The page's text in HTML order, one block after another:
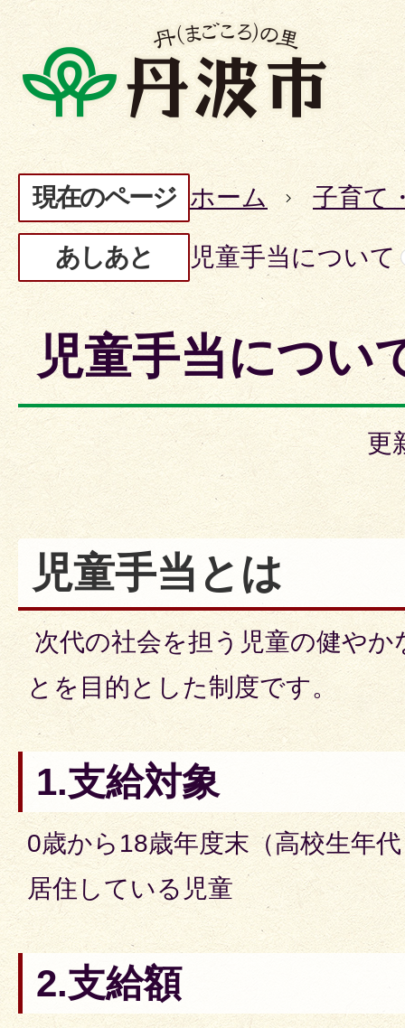
現在のページ ホーム 子育て
あしあと 児童手当について
児童手当につい
更
児童手当とは
次代の社会を担う児童の健やか
とを目的とした制度です。
1.支給対象
0歳から18歳年度末（高校生年
居住している児童
2.支給額